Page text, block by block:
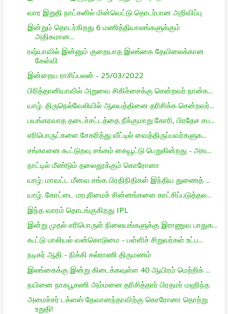
வார இறுதி நாட்களில் மின்வெட்டு தொடர்பான அறிவிப்பு
இன்றும் தொடர்கிறது 6 மணித்தியாலங்களுக்கும்
அதிகமான...
ரஷ்யாவில் இன்னும் குறையாத இலங்கை தேயிலைக்கான
கேள்வி
இன்றைய ராசிப்பலன் - 25/03/2022
பிரித்தானியாவில் அறுவை சிகிச்சைக்கு சென்றவர் நான்க...
யாழ். திருநெல்வேலியில் ஆலயத்தினை தரிசிக்க சென்றவர்...
பயங்கரவாத தடைச்சட்டத்தை நீக்குமாறு கோரி, பிரதேச சப...
எரிபொருட்களை சேகரித்து வீட்டில் வைத்திருப்பவர்களுக...
சங்கானை கூட்டுறவு சங்கம் கையூட்டு பெறுகின்றது - அங...
நாட்டில் மீண்டும் தலைதூக்கும் கொரோனா
யாழ். மாவட்ட மீனவ சங்க பிரதிநிதிகள் இந்திய துணைத் ...
யாழ். கோட்டை மரபுரிமைச் சின்னங்களை காட்சிப்படுத்தல...
இந்த வாரம் தொடங்குகிறது IPL
இன்று முதல் எரிபொருள் நிலையங்களுக்கு இராணுவ பாதுக...
கூட்டு பாலியல் வன்கொடுமை - பள்ளிச் சிறுவர்கள் உட்ப...
நடிகர் ஆதி - நிக்கி கல்ராணி திருமணம்
இலங்கைக்கு இன்று கிடைக்கவுள்ள 40 ஆயிரம் மெற்றிக் ...
நயினை நாகபூசணி அம்மனை தரிசித்தார் பிரதமர் மஹிந்த
அமைச்சர் டக்ளஸ் தேவானந்தாவிற்கு கொரோனா தொற்று
உறுதி!